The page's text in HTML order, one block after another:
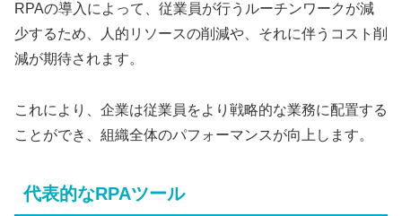
RPAの導入によって、従業員が行うルーチンワークが減
少するため、人的リソースの削減や、それに伴うコスト削
減が期待されます。
これにより、企業は従業員をより戦略的な業務に配置する
ことができ、組織全体のパフォーマンスが向上します。
代表的なRPAツール